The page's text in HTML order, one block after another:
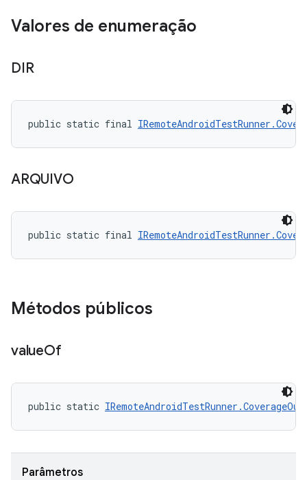
Valores de enumeração
DIR
public static final
ARQUIVO
public static final
Métodos públicos
valueOf
public static
Parâmetros